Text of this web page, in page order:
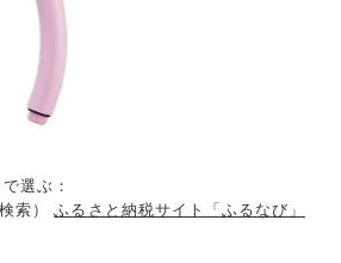
選ぶ：
検索）ふるさと納税サイト「ふるなび」